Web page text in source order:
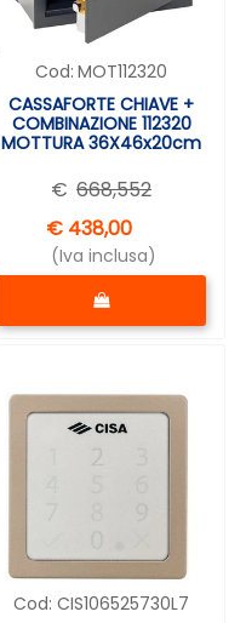
Cod: MOT112320
CASSAFORTE CHIAVE +
COMBINAZIONE 112320
MOTTURA 36X46x20cm
€ 668,552
€ 438,00
(Iva inclusa)
Quantità
Cod: CIS106525730L7